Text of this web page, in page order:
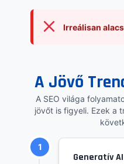
Irreálisan
A Jövő
A SEO világa
jövőt is figyeli. Ezek a
1
Generatív AI